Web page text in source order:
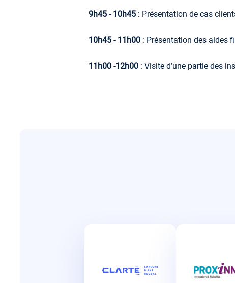
9h45 - 10h45 : Présentation de cas
10h45 - 11h00 : Présentation des aides
11h00 -12h00 : Visite d’une partie des